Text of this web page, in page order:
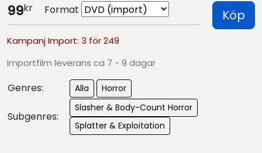
99kr Format Köp
Kampanj Import: 3 för 249
Importfilm leverans ca 7 - 9 dagar
Genres: Alla Horror
Subgenres:
Slasher & Body-Count Horror
Splatter & Exploitation